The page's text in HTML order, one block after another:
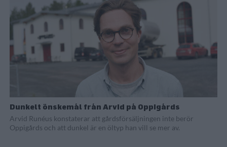
Dunkelt önskemål från Arvid på Oppigårds
Arvid Runéus konstaterar att gårdsförsäljningen inte berör
Oppigårds och att dunkel är en öltyp han vill se mer av.